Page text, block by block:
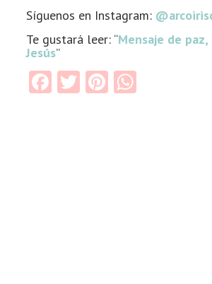
Síguenos en Instagram:
Te gustará leer: “Mensaje de
Jesús”
Facebook
TwitterPinterest